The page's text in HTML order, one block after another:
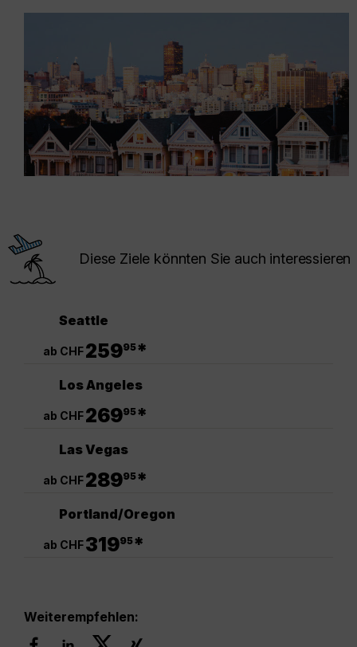
Diese Ziele könnten Sie auch interessieren
Seattle
ab CHF25995*
Los Angeles
ab CHF26995*
Las Vegas
ab CHF28995*
Portland/Oregon
ab CHF31995*
Weiterempfehlen: